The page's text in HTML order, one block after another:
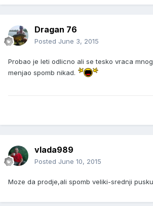
Dragan 76
Posted June 3, 2015
Probao je leti odlicno ali se tesko vraca
menjao spomb nikad.
vlada989
Posted June 10, 2015
Moze da prodje,ali spomb veliki-srednji